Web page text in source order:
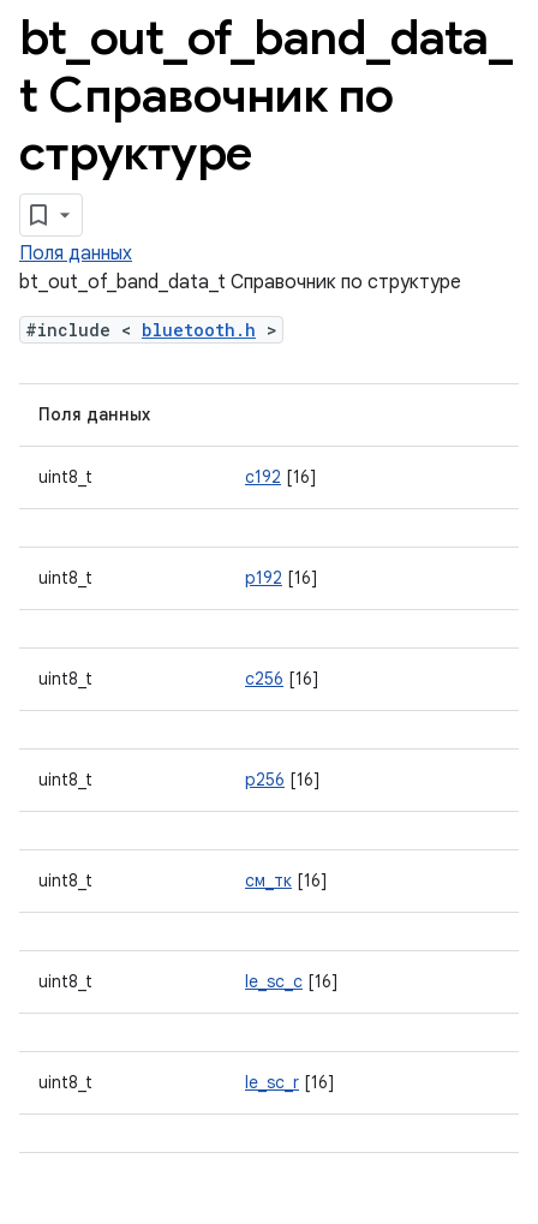
bt out of_ band data
t Справочник по
структуре
Поля данных
bt_out_of_band_data_t Справочник по структуре
#include < bluetooth.h >
Поля данных
uint8_t с192 [16]
uint8_t р192 [16]
uint8_t с256 [16]
uint8_t р256 [16]
uint8_t см_тк [16]
uint8_t le_sc_c [16]
uint8_t le_sc_r [16]